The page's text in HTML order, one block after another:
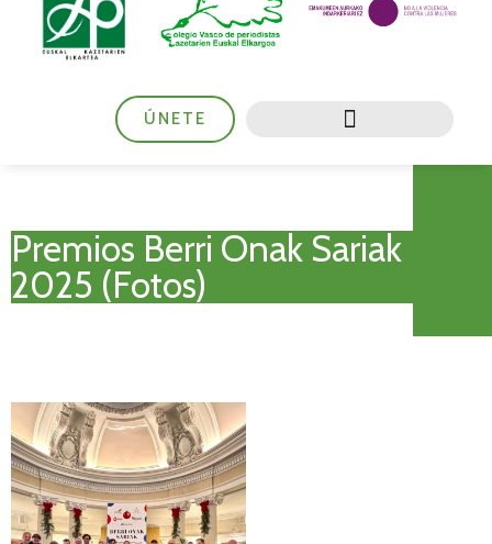
ÚNETE
Premios Berri Onak Sariak
2025 (Fotos)